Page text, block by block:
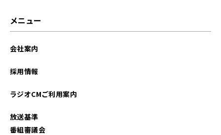
メニュー
会社案内
採用情報
ラジオCMご利用案内
放送基準
番組審議会